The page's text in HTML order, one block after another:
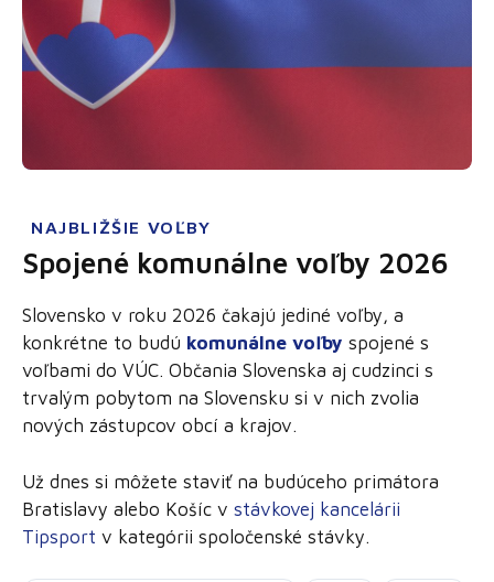
NAJBLIŽŠIE VOĽBY
Spojené komunálne voľby 2026
Slovensko v roku 2026 čakajú jediné voľby, a
konkrétne to budú komunálne voľby spojené s
voľbami do VÚC. Občania Slovenska aj cudzinci s
trvalým pobytom na Slovensku si v nich zvolia
nových zástupcov obcí a krajov.
Už dnes si môžete staviť na budúceho primátora
Bratislavy alebo Košíc v stávkovej kancelárii
Tipsport v kategórii spoločenské stávky.